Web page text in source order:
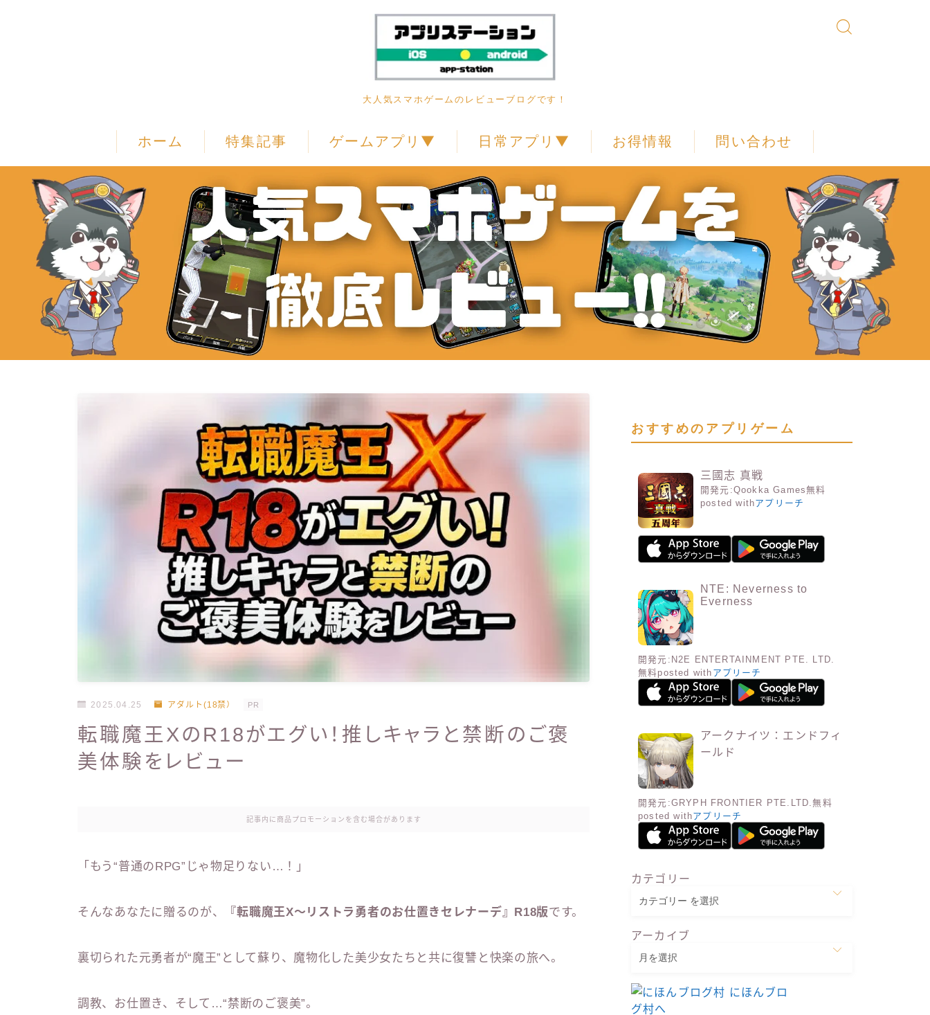
大人気スマホゲームのレビューブログです！
ホーム 特集記事 ゲームアプリ▼
アドベンチャー
シミュレーション
シューティング
リズムゲーム
日常アプリ▼ お得情報 問い合わせ
2025.04.25 アダルト(18禁） PR
転職魔王XのR18がエグい！推しキャラと禁断のご褒
美体験をレビュー
記事内に商品プロモーションを含む場合があります
「もう“普通のRPG”じゃ物足りない…！」
そんなあなたに贈るのが、 『転職魔王X～リストラ勇者のお仕置きセレナーデ』R18版です。
裏切られた元勇者が“魔王”として蘇り、魔物化した美少女たちと共に復讐と快楽の旅へ。
調教、お仕置き、そして…“禁断のご褒美”。
おすすめのアプリゲーム
三國志 真戦
開発元:Qookka Games無料
posted withアプリーチ
NTE: Neverness to
Everness
開発元: N2E ENTERTAINMENT PTE. LTD.
無料posted with アプリーチ
アークナイツ：エンドフィ
ールド
開発元:GRYPH FRONTIER PTE.LTD.無料
posted withアプリーチ
カテゴリー
アーカイブ